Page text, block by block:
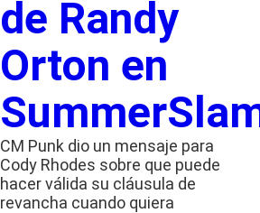
de Randy
Orton en
CM Punk dio un mensaje para
Cody Rhodes sobre que puede
hacer válida su cláusula de
revancha cuando quiera